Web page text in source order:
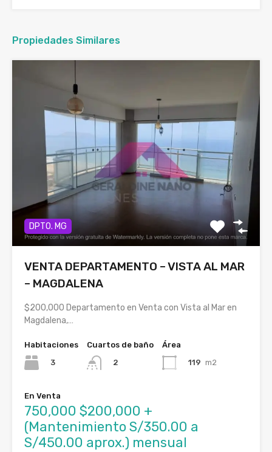
Propiedades Similares
DPTO. MG
VENTA DEPARTAMENTO – VISTA AL MAR
– MAGDALENA
$200,000 Departamento en Venta con Vista al Mar en
Magdalena,…
Habitaciones
3
Cuartos de baño
2
Área
119 m2
En Venta
750,000 $200,000 +
(Mantenimiento S/350.00 a
S/450.00 aprox.) mensual